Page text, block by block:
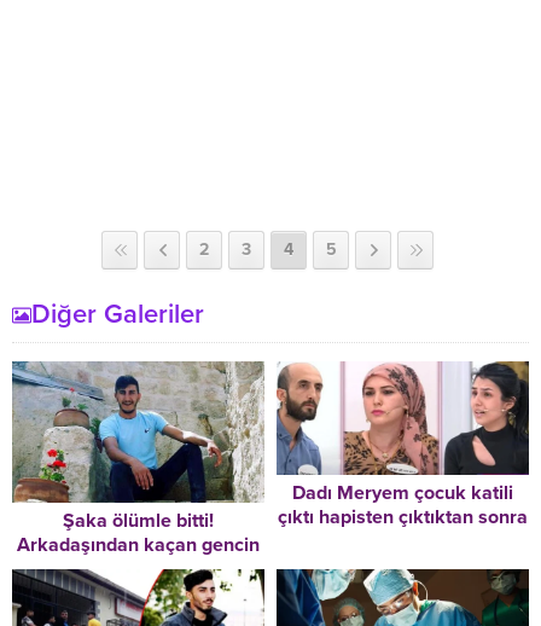
2 3 4 5
Diğer Galeriler
Şaka ölümle bitti!
Arkadaşından kaçan gencin
karnına batan cam onu
hayattan kopardı
Dadı Meryem çocuk katili
çıktı hapisten çıktıktan sonra